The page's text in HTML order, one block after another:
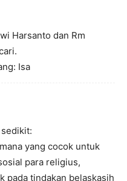
Harsanto dan Rm
Isa
sedikit:
yang cocok untuk
para religius,
pada tindakan belaskasih